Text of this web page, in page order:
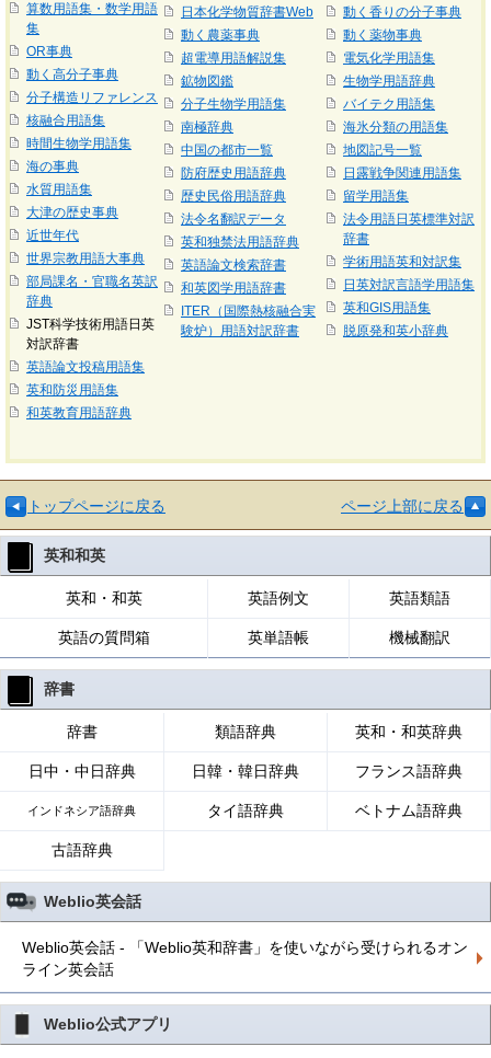
算数用語集・数学用語
集
OR事典
動く高分子事典
分子構造リファレンス
核融合用語集
時間生物学用語集
海の事典
水質用語集
大津の歴史事典
近世年代
世界宗教用語大事典
部局課名・官職名英訳
辞典
JST科学技術用語日英
対訳辞書
英語論文投稿用語集
英和防災用語集
和英教育用語辞典
日本化学物質辞書Web
動く農薬事典
超電導用語解説集
鉱物図鑑
分子生物学用語集
南極辞典
中国の都市一覧
防府歴史用語辞典
歴史民俗用語辞典
法令名翻訳データ
英和独禁法用語辞典
英語論文検索辞書
和英図学用語辞書
ITER（国際熱核融合実
験炉）用語対訳辞書
動く香りの分子事典
動く薬物事典
電気化学用語集
生物学用語辞典
バイテク用語集
海氷分類の用語集
地図記号一覧
日露戦争関連用語集
留学用語集
法令用語日英標準対訳
辞書
学術用語英和対訳集
日英対訳言語学用語集
英和GIS用語集
脱原発和英小辞典
トップページに戻る ページ上部に戻る
英和和英
英和・和英 英語例文 英語類語
英語の質問箱 英単語帳 機械翻訳
辞書
辞書 類語辞典 英和・和英辞典
日中・中日辞典 日韓・韓日辞典 フランス語辞典
インドネシア語辞典 タイ語辞典 ベトナム語辞典
古語辞典
Weblio英会話
Weblio英会話 - 「Weblio英和辞書」を使いながら受けられるオン
ライン英会話
Weblio公式アプリ